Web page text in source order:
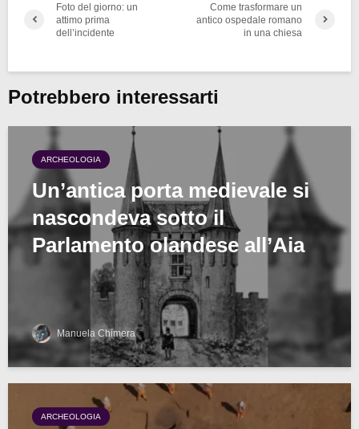
Foto del giorno: un
attimo prima
dell’incidente
Come trasformare un
antico ospedale romano
in una chiesa
Potrebbero interessarti
ARCHEOLOGIA
Un’antica porta medievale si
nascondeva sotto il
Parlamento olandese all’Aia
Manuela Chimera
ARCHEOLOGIA